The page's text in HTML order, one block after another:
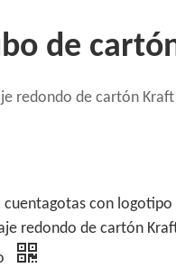
de
redondo de cartón
cuentagotas con
redondo de cartón